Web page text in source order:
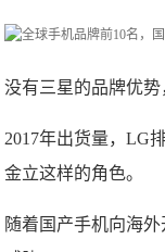
没有三星的品牌优势
2017年出货量，LG
金立这样的角色。
随着国产手机向海